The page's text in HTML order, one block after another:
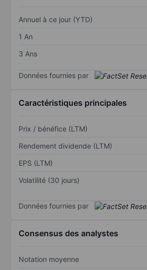
Annuel à ce jour (YTD)
1 An
3 Ans
Données fournies par
Caractéristiques principales
Prix / bénéfice (LTM)
Rendement dividende (LTM)
EPS (LTM)
Volatilité (30 jours)
Données fournies par
Consensus des analystes
Notation moyenne